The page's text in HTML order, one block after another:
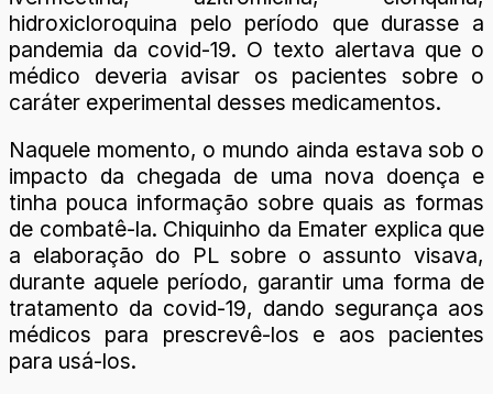
hidroxicloroquina pelo período que durasse a
pandemia da covid-19. O texto alertava que o
médico deveria avisar os pacientes sobre o
caráter experimental desses medicamentos.
Naquele momento, o mundo ainda estava sob o
impacto da chegada de uma nova doença e
tinha pouca informação sobre quais as formas
de combatê-la. Chiquinho da Emater explica que
a elaboração do PL sobre o assunto visava,
durante aquele período, garantir uma forma de
tratamento da covid-19, dando segurança aos
médicos para prescrevê-los e aos pacientes
para usá-los.